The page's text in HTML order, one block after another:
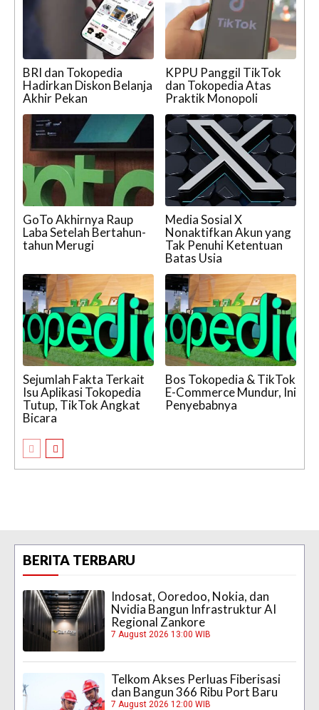
BRI dan Tokopedia
Hadirkan Diskon Belanja
Akhir Pekan
KPPU Panggil TikTok
dan Tokopedia Atas
Praktik Monopoli
GoTo Akhirnya Raup
Laba Setelah Bertahun-
tahun Merugi
Media Sosial X
Nonaktifkan Akun yang
Tak Penuhi Ketentuan
Batas Usia
Sejumlah Fakta Terkait
Isu Aplikasi Tokopedia
Tutup, TikTok Angkat
Bicara
Bos Tokopedia & TikTok
E-Commerce Mundur, Ini
Penyebabnya
BERITA TERBARU
Indosat, Ooredoo, Nokia, dan
Nvidia Bangun Infrastruktur AI
Regional Zankore
7 August 2026 13:00 WIB
Telkom Akses Perluas Fiberisasi
dan Bangun 366 Ribu Port Baru
7 August 2026 12:00 WIB